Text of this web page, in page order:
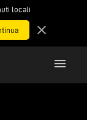
locali
close
menu